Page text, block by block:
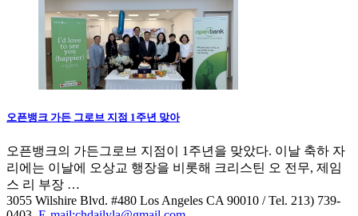
오픈뱅크 가든 그로브 지점 1주년 맞아
오픈뱅크의 가든그로브 지점이 1주년을 맞았다. 이날 축하 자
리에는 이날에 오상교 행장을 비롯해 크리스틴 오 전무, 제임
스 리 부장 …
3055 Wilshire Blvd. #480 Los Angeles CA 90010 / Tel. 213) 739-